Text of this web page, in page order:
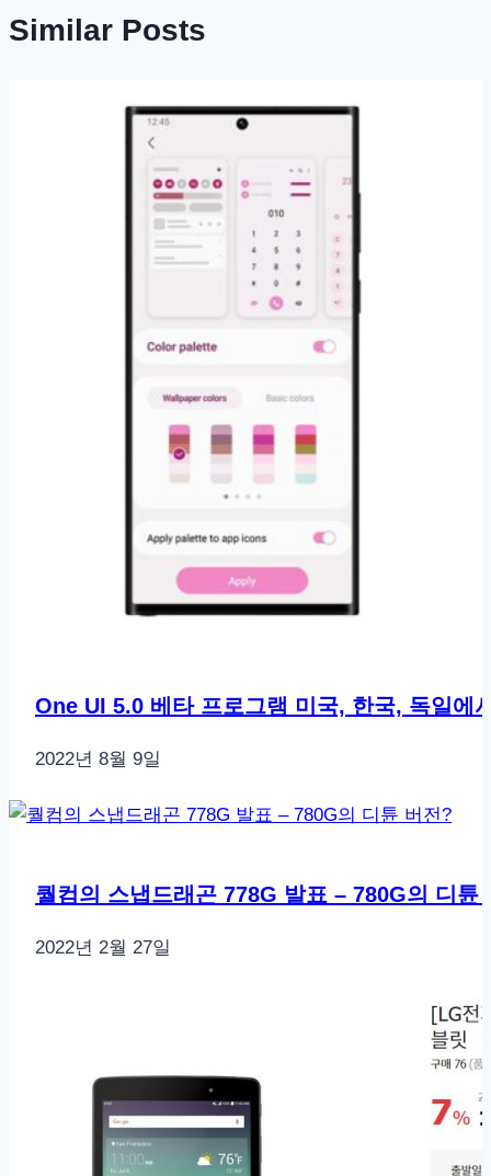
Similar Posts
One UI 5.0 베타 프로그램 미국, 한국, 독일에
2022년 8월 9일
퀄컴의 스냅드래곤 778G 발표 – 780G의 디튠
2022년 2월 27일